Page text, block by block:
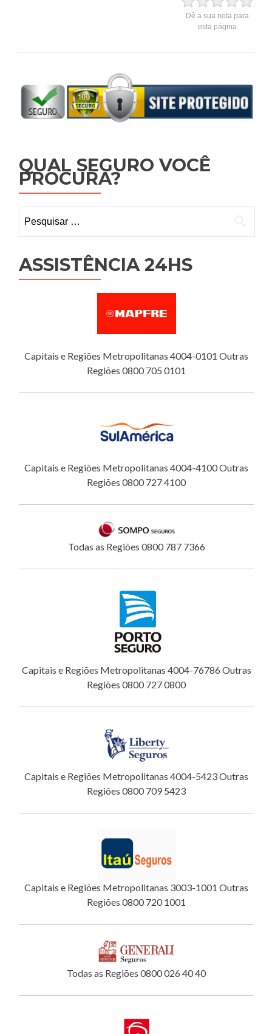
Dê a sua nota para
esta página
QUAL SEGURO VOCÊ
PROCURA?
por:
ASSISTÊNCIA 24HS
Capitais e Regiões Metropolitanas 4004-0101 Outras
Regiões 0800 705 0101
Capitais e Regiões Metropolitanas 4004-4100 Outras
Regiões 0800 727 4100
Todas as Regiões 0800 787 7366
Capitais e Regiões Metropolitanas 4004-76786 Outras
Regiões 0800 727 0800
Capitais e Regiões Metropolitanas 4004-5423 Outras
Regiões 0800 709 5423
Capitais e Regiões Metropolitanas 3003-1001 Outras
Regiões 0800 720 1001
Todas as Regiões 0800 026 40 40